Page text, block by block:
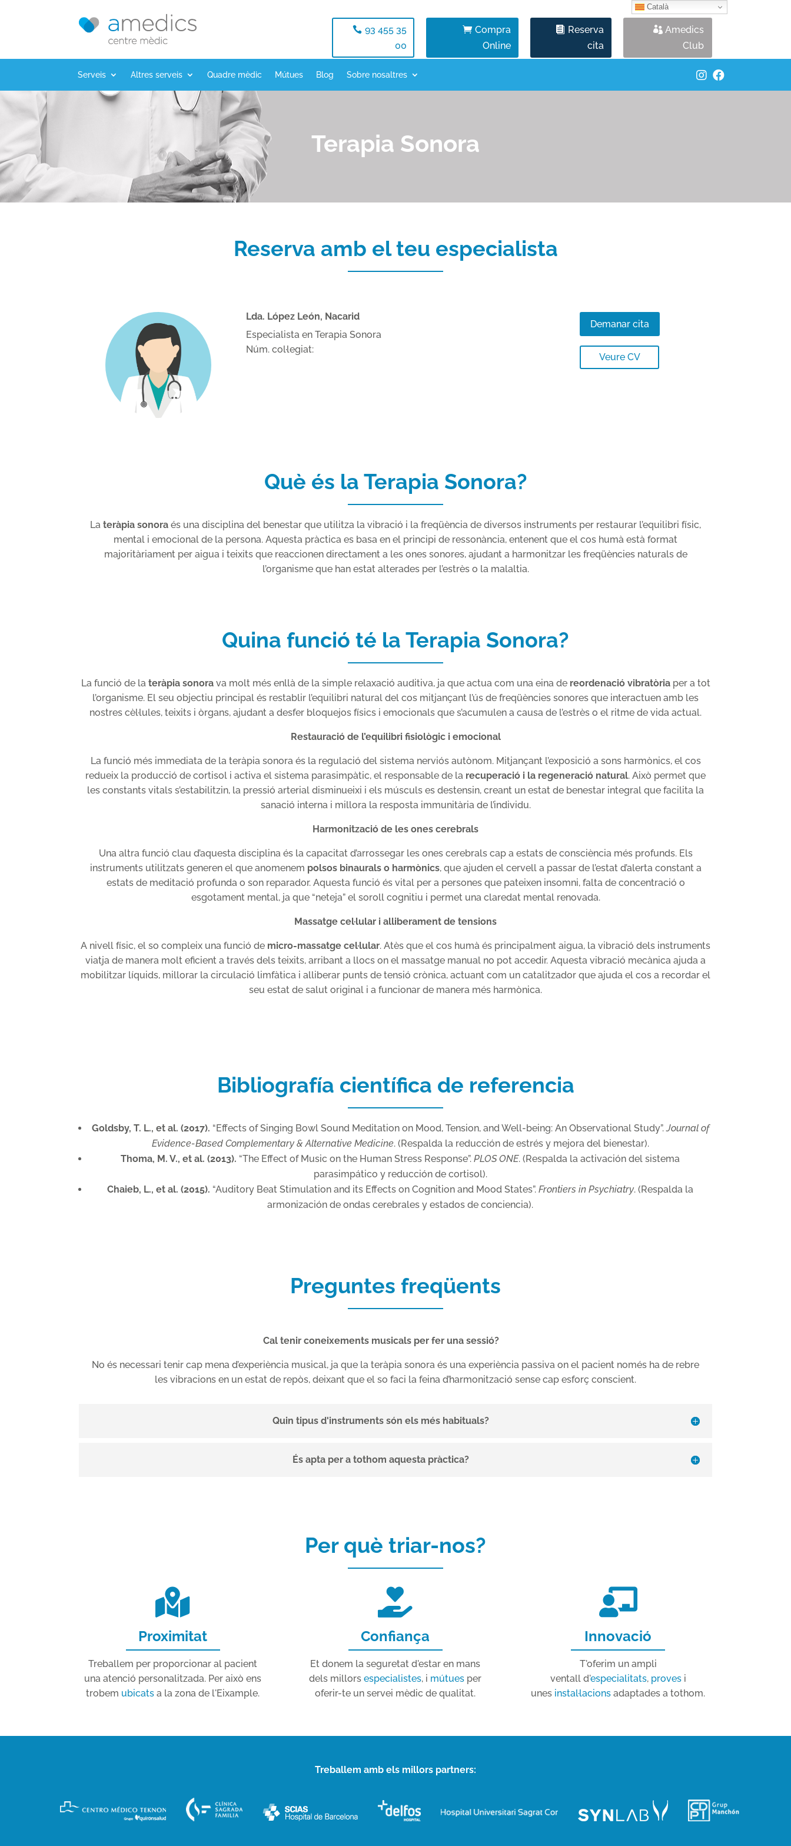
93 455 35
00
Compra
Online
Reserva
cita
Amedics
Club
Serveis Altres serveis Quadre mèdic Mútues Blog Sobre nosaltres
Terapia Sonora
Reserva amb el teu especialista
Lda. López León, Nacarid
Especialista en Terapia Sonora
Núm. col·legiat:
Demanar cita
Veure CV
Què és la Terapia Sonora?
La teràpia sonora és una disciplina del benestar que utilitza la vibració i la freqüència de diversos instruments per restaurar l’equilibri físic,
mental i emocional de la persona. Aquesta pràctica es basa en el principi de ressonància, entenent que el cos humà està format
majoritàriament per aigua i teixits que reaccionen directament a les ones sonores, ajudant a harmonitzar les freqüències naturals de
l’organisme que han estat alterades per l’estrès o la malaltia.
Quina funció té la Terapia Sonora?
La funció de la teràpia sonorava molt més enllà de la simple relaxació auditiva, ja que actua com una eina de reordenació vibratòriaper a tot
l’organisme. El seu objectiu principal és restablir l’equilibri natural del cos mitjançant l’ús de freqüències sonores que interactuen amb les
nostres cèl·lules, teixits i òrgans, ajudant a desfer bloquejos físics i emocionals que s’acumulen a causa de l’estrès o el ritme de vida actual.
Restauració de l’equilibri fisiològic i emocional
La funció més immediata de la teràpia sonora és la regulació del sistema nerviós autònom. Mitjançant l’exposició a sons harmònics, el cos
redueix la producció de cortisol i activa el sistema parasimpàtic, el responsable de la recuperació i la regeneració natural. Això permet que
les constants vitals s’estabilitzin, la pressió arterial disminueixi i els músculs es destensin, creant un estat de benestar integral que facilita la
sanació interna i millora la resposta immunitària de l’individu.
Harmonització de les ones cerebrals
Una altra funció clau d’aquesta disciplina és la capacitat d’arrossegar les ones cerebrals cap a estats de consciència més profunds. Els
instruments utilitzats generen el que anomenem polsos binaurals o harmònics, que ajuden el cervell a passar de l’estat d’alerta constant a
estats de meditació profunda o son reparador. Aquesta funció és vital per a persones que pateixen insomni, falta de concentració o
esgotament mental, ja que “neteja” el soroll cognitiu i permet una claredat mental renovada.
Massatge cel·lular i alliberament de tensions
A nivell físic, el so compleix una funció de micro-massatge cel·lular. Atès que el cos humà és principalment aigua, la vibració dels instruments
viatja de manera molt eficient a través dels teixits, arribant a llocs on el massatge manual no pot accedir. Aquesta vibració mecànica ajuda a
mobilitzar líquids, millorar la circulació limfàtica i alliberar punts de tensió crònica, actuant com un catalitzador que ajuda el cos a recordar el
seu estat de salut original i a funcionar de manera més harmònica.
Bibliografía científica de referencia
Goldsby, T. L., et al. (2017). “Effects of Singing Bowl Sound Meditation on Mood, Tension, and Well-being: An Observational Study”.Journal of
Evidence-Based Complementary & Alternative Medicine. (Respalda la reducción de estrés y mejora del bienestar).
Thoma, M. V., et al. (2013). “The Effect of Music on the Human Stress Response”. PLOS ONE. (Respalda la activación del sistema
parasimpático y reducción de cortisol).
Chaieb, L., et al. (2015). “Auditory Beat Stimulation and its Effects on Cognition and Mood States”. Frontiers in Psychiatry. (Respalda la
armonización de ondas cerebrales y estados de conciencia).
Preguntes freqüents
Cal tenir coneixements musicals per fer una sessió?
No és necessari tenir cap mena d’experiència musical, ja que la teràpia sonora és una experiència passiva on el pacient només ha de rebre
les vibracions en un estat de repòs, deixant que el so faci la feina d’harmonització sense cap esforç conscient.
Quin tipus d'instruments són els més habituals?
És apta per a tothom aquesta pràctica?
Per què triar-nos?
Proximitat
Treballem per proporcionar al pacient
una atenció personalitzada. Per això ens
trobem ubicats a la zona de l'Eixample.
Confiança
Et donem la seguretat d'estar en mans
dels millorsespecialistes, i mútues per
oferir-te un servei mèdic de qualitat.
Innovació
T'oferim un ampli
ventall d'especialitats, provesi
unes instal·lacions adaptades a tothom.
Treballem amb els millors partners:
Català